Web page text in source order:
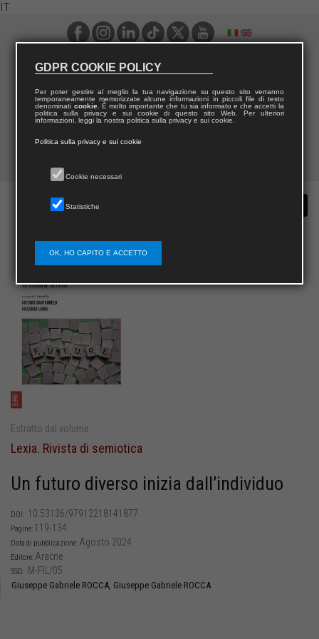
IT
Estratto dal volume
Lexia. Rivista di semiotica
Un futuro diverso inizia dall’individuo
DOI: 10.53136/97912218141877
Pagine: 119-134
Data di pubblicazione: Agosto 2024
Editore: Aracne
SSD: M-FIL/05
Giuseppe Gabriele ROCCA, Giuseppe Gabriele ROCCA
GDPR COOKIE POLICY
Per poter gestire al meglio la tua navigazione su questo sito verranno
temporaneamente memorizzate alcune informazioni in piccoli file di testo
denominati cookie. È molto importante che tu sia informato e che accetti la
politica sulla privacy e sui cookie di questo sito Web. Per ulteriori
informazioni, leggi la nostra politica sulla privacy e sui cookie.
Politica sulla privacy e sui cookie
Cookie necessari
Statistiche
OK, HO CAPITO E ACCETTO